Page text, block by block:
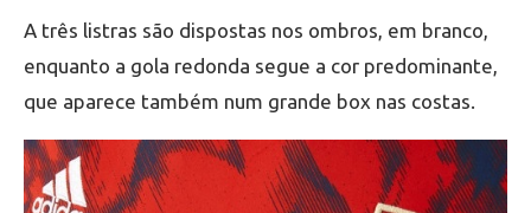
A três listras são dispostas nos ombros, em branco,
enquanto a gola redonda segue a cor predominante,
que aparece também num grande box nas costas.